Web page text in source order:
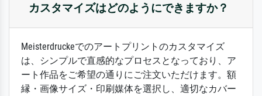
カスタマイズはどのようにできますか？
Meisterdruckeでのアートプリントのカスタマイズ
は、シンプルで直感的なプロセスとなっており、ア
ート作品をご希望の通りにご注文いただけます。額
縁・画像サイズ・印刷媒体を選択し、適切なカバー